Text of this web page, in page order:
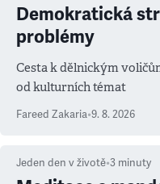
Demokratická
problémy
Cesta k dělnickým
od kulturních témat
Fareed Zakaria•9. 8. 2026
Jeden den v životě•3 minuty